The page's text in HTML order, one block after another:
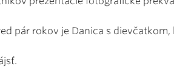
pár rokov je Danica s